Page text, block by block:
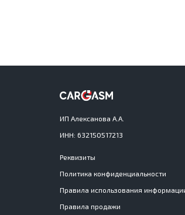
ИП Алексанова А.А.
ИНН: 632150517213
Реквизиты
Политика конфиденциальности
Правила использования
Правила продажи